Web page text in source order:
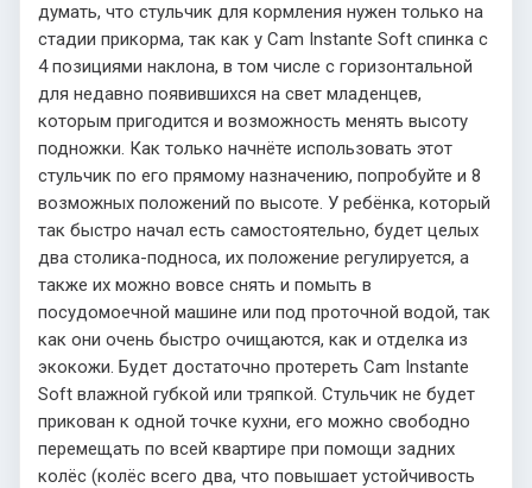
думать, что стульчик для кормления нужен только на
стадии прикорма, так как у Cam Instante Soft спинка с
4 позициями наклона, в том числе с горизонтальной
для недавно появившихся на свет младенцев,
которым пригодится и возможность менять высоту
подножки. Как только начнёте использовать этот
стульчик по его прямому назначению, попробуйте и 8
возможных положений по высоте. У ребёнка, который
так быстро начал есть самостоятельно, будет целых
два столика-подноса, их положение регулируется, а
также их можно вовсе снять и помыть в
посудомоечной машине или под проточной водой, так
как они очень быстро очищаются, как и отделка из
экокожи. Будет достаточно протереть Cam Instante
Soft влажной губкой или тряпкой. Стульчик не будет
прикован к одной точке кухни, его можно свободно
перемещать по всей квартире при помощи задних
колёс (колёс всего два, что повышает устойчивость